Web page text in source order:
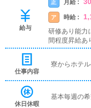
給与
正 月給 :
ア 時給 :
研修あり能力
間程度昇給あ
仕事内容
寮からホテ
休日休暇
基本毎週の